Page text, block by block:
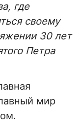
где
своему
30 лет
Петра
мир